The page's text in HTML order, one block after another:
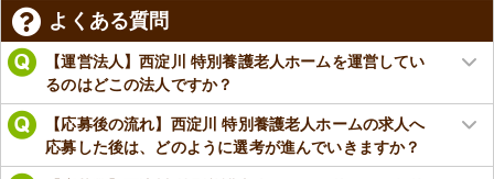
よくある質問
【運営法人】西淀川 特別養護老人ホームを運営してい
るのはどこの法人ですか？
【応募後の流れ】西淀川 特別養護老人ホームの求人へ
応募した後は、どのように選考が進んでいきますか？